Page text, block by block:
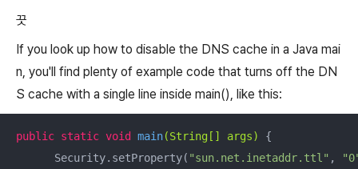
끗
If you look up how to disable the DNS cache in a Java mai
n, you'll find plenty of example code that turns off the DN
S cache with a single line inside main(), like this:
public static void main(String[] args)
{
      Security.setProperty(
"sun.net.inetaddr.ttl" ,